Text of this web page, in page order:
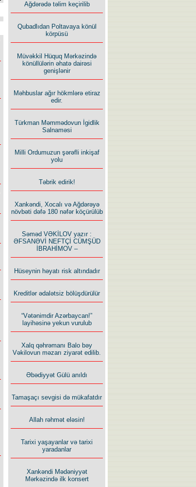
Ağdərədə təlim keçirilib
Qubadlıdan Poltavaya könül
körpüsü
Müvəkkil Hüquq Mərkəzində
könüllülərin əhatə dairəsi
genişlənir
Məhbuslar ağır hökmlərə etiraz
edir.
Türkman Məmmədovun İgidlik
Salnaməsi
Milli Ordumuzun şərəfli inkişaf
yolu
Təbrik edirik!
Xankəndi, Xocalı və Ağdərəyə
növbəti dəfə 180 nəfər köçürülüb
Səməd VƏKİLOV yazır :
ƏFSANƏVİ NEFTÇİ CÜMŞÜD
İBRAHİMOV –
Hüseynin həyatı risk altındadır
Kreditlər ədalətsiz bölüşdürülür
“Vətənimdir Azərbaycan!”
layihəsinə yekun vurulub
Xalq qəhrəmanı Balo bəy
Vəkilovun məzarı ziyarət edilib.
Əbədiyyət Gülü anıldı
Tamaşaçı sevgisi də mükafatdır
Allah rəhmət eləsin!
Tarixi yaşayanlar və tarixi
yaradanlar
Xankəndi Mədəniyyət
Mərkəzində ilk konsert